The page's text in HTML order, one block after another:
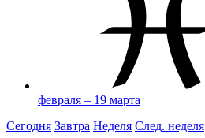
февраля – 19 марта
Сегодня Завтра Неделя След. неделя